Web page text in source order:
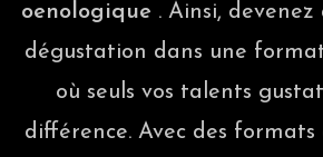
oenologique . Ainsi,
dégustation dans une
où seuls vos talents
différence. Avec des